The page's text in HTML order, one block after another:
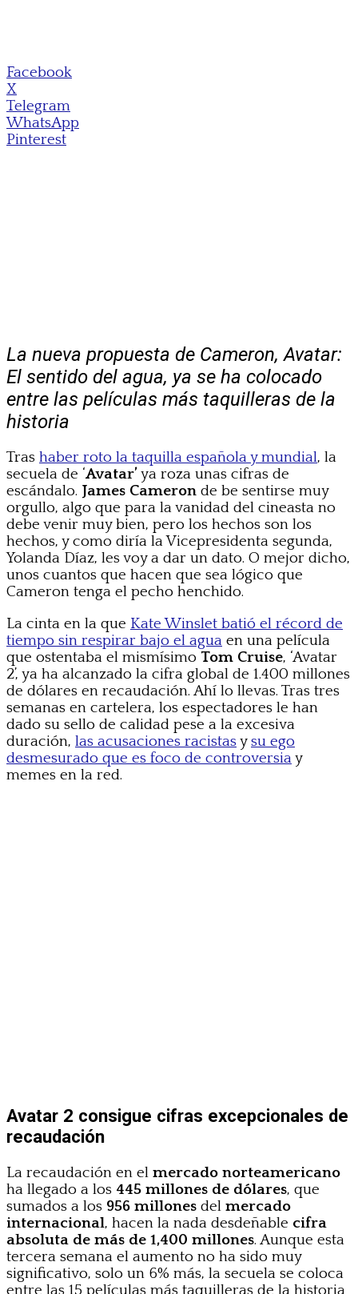
Facebook
X
Telegram
WhatsApp
Pinterest
La nueva propuesta de Cameron, Avatar:
El sentido del agua, ya se ha colocado
entre las películas más taquilleras de la
historia
Tras haber roto la taquilla española y mundial, la
secuela de ‘Avatar’ya roza unas cifras de
escándalo. James Cameron de be sentirse muy
orgullo, algo que para la vanidad del cineasta no
debe venir muy bien, pero los hechos son los
hechos, y como diría la Vicepresidenta segunda,
Yolanda Díaz, les voy a dar un dato. O mejor dicho,
unos cuantos que hacen que sea lógico que
Cameron tenga el pecho henchido.
La cinta en la que Kate Winslet batió el récord de
tiempo sin respirar bajo el agua en una película
que ostentaba el mismísimo Tom Cruise, ‘Avatar
2’, ya ha alcanzado la cifra global de 1.400 millones
de dólares en recaudación. Ahí lo llevas. Tras tres
semanas en cartelera, los espectadores le han
dado su sello de calidad pese a la excesiva
duración, las acusaciones racistasysu ego
desmesurado que es foco de controversiay
memes en la red.
Avatar 2 consigue cifras excepcionales de
recaudación
La recaudación en el mercado norteamericano
ha llegado a los 445 millones de dólares, que
sumados a los 956 millones del mercado
internacional, hacen la nada desdeñable cifra
absoluta de más de 1,400 millones. Aunque esta
tercera semana el aumento no ha sido muy
significativo, solo un 6% más, la secuela se coloca